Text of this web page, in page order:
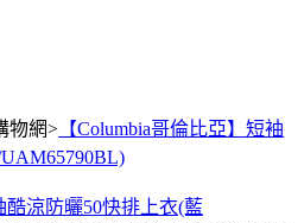
物網> 【Columbia哥倫比亞】短袖
酷涼防曬50快排上衣(藍